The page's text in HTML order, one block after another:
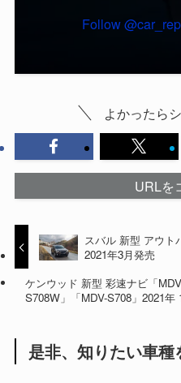
Follow
よかったら
URLを
スバル 新型 アウト
2021年3月発売
ケンウッド 新型 彩速ナビ「
S708W」「MDV-S708」2021年
是非、知りたい車